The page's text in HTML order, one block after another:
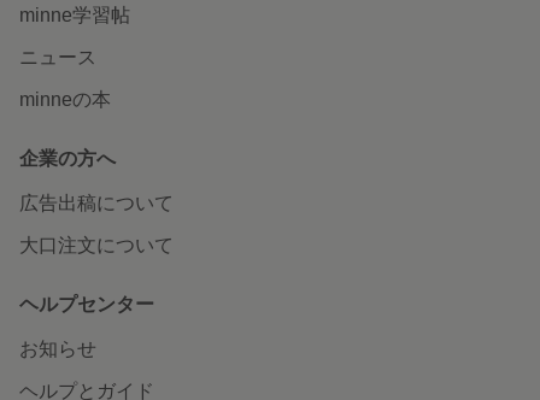
minne学習帖
ニュース
minneの本
企業の方へ
広告出稿について
大口注文について
ヘルプセンター
お知らせ
ヘルプとガイド